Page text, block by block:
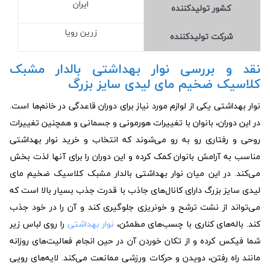
کشور تولید‎کننده ایران
شرکت تولید‎کننده زرین رویا
نقد و بررسی نوار بهداشتی بالدار مشبک
کلاسیک ضخیم مای لیدی سایز بزرگ
نوار بهداشتی یکی از لوازم مورد نیاز برای دوران قاعدگی در خانم‌ها است.
در این دوران، بانوان با تغییرات هورمونی و جسمانی و همچنین تغییرات
روحی و رفتاری رو به رو می‌شوند که انتخاب و خرید نوار بهداشتی
مناسب به آرامش بانوان کمک کرده و این دوران را برای آنها لذت بخش
می‌کند. در این میان نوار بهداشتی بالدار مشبک کلاسیک ضخیم مای
لیدی سایز بزرگ دارای کانال‌های جاذب با قدرت جذب بسیار بالا است که
می‌تواند از نشت ترشح و خونریزی جلوگیری کند و آن را در خود جذب
کند. باله‌های کناری با چسب‌های مطمئن، نوار بهداشتی را روی لباس زیر
شما فیکس کرده و از تکان خوردن آن در حین انجام فعالیت‌های روزانه
مانند راه رفتن، دویدن و حرکات ورزشی ممانعت می‌کند. لایه‌های رویی